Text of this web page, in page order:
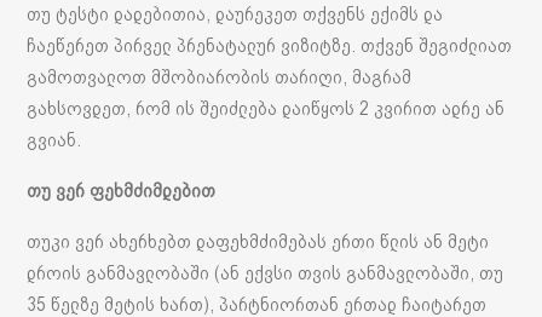
თუ ტესტი დადებითია, დაურეკეთ თქვენს ექიმს და
ჩაეწერეთ პირველ პრენატალურ ვიზიტზე. თქვენ შეგიძლიათ
გამოთვალოთ მშობიარობის თარიღი, მაგრამ
გახსოვდეთ, რომ ის შეიძლება დაიწყოს 2 კვირით ადრე ან
გვიან.
თუ ვერ ფეხმძიმდებით
თუკი ვერ ახერხებთ დაფეხმძიმებას ერთი წლის ან მეტი
დროის განმავლობაში (ან ექვსი თვის განმავლობაში, თუ
35 წელზე მეტის ხართ), პარტნიორთან ერთად ჩაიტარეთ